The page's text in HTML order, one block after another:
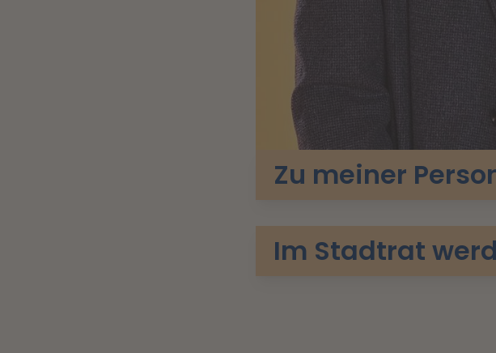
Zu meiner
Im Stadtrat